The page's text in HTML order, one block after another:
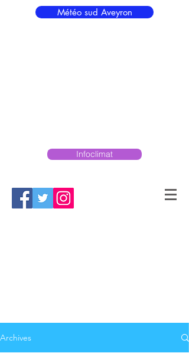
Météo sud Aveyron
Infoclimat
Archives